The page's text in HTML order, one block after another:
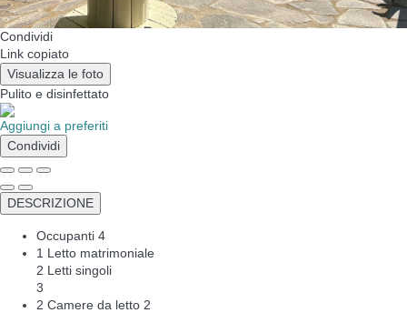
Condividi
Link copiato
Visualizza le foto
Pulito e disinfettato
Aggiungi a preferiti
Condividi
DESCRIZIONE
Occupanti 4
1 Letto matrimoniale
2 Letti singoli
3
2 Camere da letto 2